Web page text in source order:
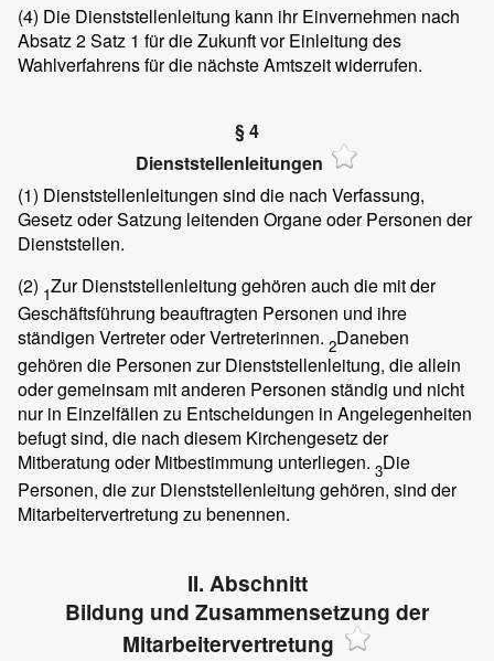
(4) Die Dienststellenleitung kann ihr Einvernehmen nach
Absatz 2 Satz 1 für die Zukunft vor Einleitung des
Wahlverfahrens für die nächste Amtszeit widerrufen.
§ 4
Dienststellenleitungen
(1) Dienststellenleitungen sind die nach Verfassung,
Gesetz oder Satzung leitenden Organe oder Personen der
Dienststellen.
(2) 1Zur Dienststellenleitung gehören auch die mit der
Geschäftsführung beauftragten Personen und ihre
ständigen Vertreter oder Vertreterinnen. 2Daneben
gehören die Personen zur Dienststellenleitung, die allein
oder gemeinsam mit anderen Personen ständig und nicht
nur in Einzelfällen zu Entscheidungen in Angelegenheiten
befugt sind, die nach diesem Kirchengesetz der
Mitberatung oder Mitbestimmung unterliegen. 3Die
Personen, die zur Dienststellenleitung gehören, sind der
Mitarbeitervertretung zu benennen.
II. Abschnitt
Bildung und Zusammensetzung der
Mitarbeitervertretung